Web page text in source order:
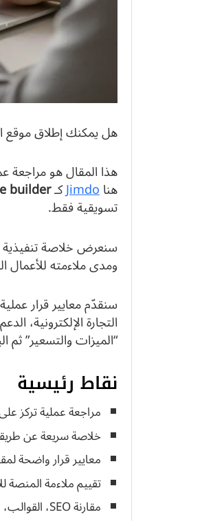
هل يمكنك إطلاق موقع
هذا المقال هو
هناJimdoكـbuilder
تسويقية فقط.
سنعرض خلاصة تنفيذية
ومدى ملاءمته للأعمال
التجارة الإلكترونية،
“الميزات والتسعير” ثم
نقاط رئيسية
مراجعة عملية تركز
خلاصة سريعة عن
معايير قرار واضحة
تقييم ملاءمة المنصة
مقارنة SEO، القوالب، والدعم لتحديد القيمة الحقيقية.